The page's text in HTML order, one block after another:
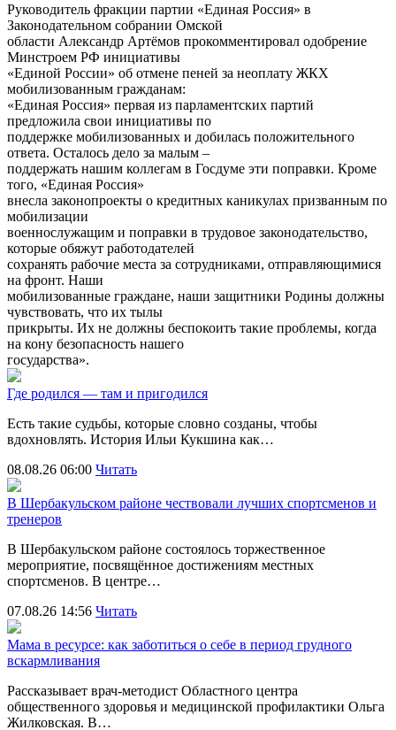
Руководитель фракции партии «Единая Россия» в
Законодательном собрании Омской
области Александр Артёмов прокомментировал одобрение
Минстроем РФ инициативы
«Единой России» об отмене пеней за неоплату ЖКХ
мобилизованным гражданам:
«Единая Россия» первая из парламентских партий
предложила свои инициативы по
поддержке мобилизованных и добилась положительного
ответа. Осталось дело за малым –
поддержать нашим коллегам в Госдуме эти поправки. Кроме
того, «Единая Россия»
внесла законопроекты о кредитных каникулах призванным по
мобилизации
военнослужащим и поправки в трудовое законодательство,
которые обяжут работодателей
сохранять рабочие места за сотрудниками, отправляющимися
на фронт. Наши
мобилизованные граждане, наши защитники Родины должны
чувствовать, что их тылы
прикрыты. Их не должны беспокоить такие проблемы, когда
на кону безопасность нашего
государства».
Где родился — там и пригодился
Есть такие судьбы, которые словно созданы, чтобы
вдохновлять. История Ильи Кукшина как…
08.08.26 06:00 Читать
В Шербакульском районе чествовали лучших спортсменов и
тренеров
В Шербакульском районе состоялось торжественное
мероприятие, посвящённое достижениям местных
спортсменов. В центре…
07.08.26 14:56 Читать
Мама в ресурсе: как заботиться о себе в период грудного
вскармливания
Рассказывает врач-методист Областного центра
общественного здоровья и медицинской профилактики Ольга
Жилковская. В…